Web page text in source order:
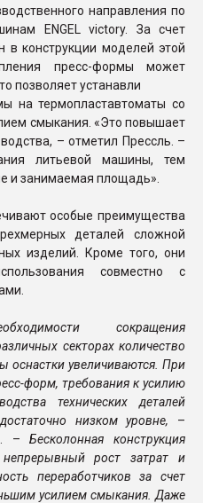
направления по
ENGEL victory. За счет
в конструкции моделей этой
пресс-формы может
позволяет устанавли
на термопластавтоматы со
смыкания. «Это повышает
– отметил Прессль. –
литьевой машины, тем
и занимаемая площадь».
особые преимущества
деталей сложной
изделий. Кроме того, они
совместно с
сокращения
секторах количество
оснастки увеличиваются. При
форм, требования к усилию
технических деталей
низком уровне, –
–Бесколонная конструкция
рост затрат и
переработчиков за счет
усилием смыкания. Даже